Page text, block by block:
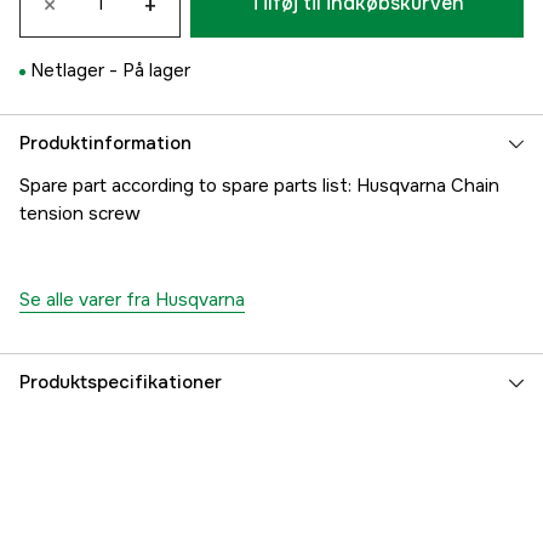
Netlager - På lager
Produktinformation
Spare part according to spare parts list: Husqvarna Chain
tension screw
Se alle varer fra Husqvarna
Produktspecifikationer